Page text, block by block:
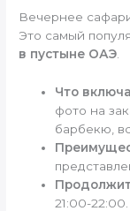
Вечернее
Это самый
в пустыне ОАЭ
Что
фото на
барбекю,
21:00-22:00.